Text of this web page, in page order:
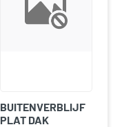
BUITENVERBLIJF
PLAT DAK